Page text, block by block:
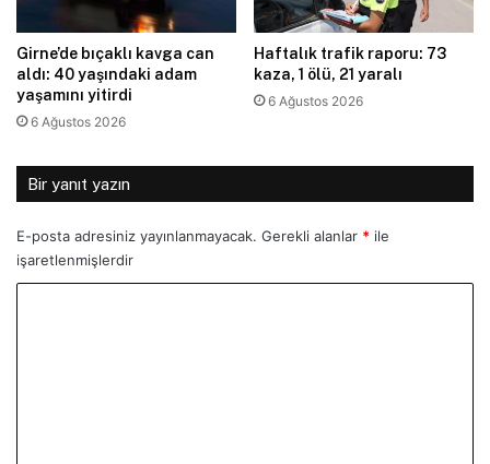
Girne’de bıçaklı kavga can
aldı: 40 yaşındaki adam
yaşamını yitirdi
6 Ağustos 2026
Haftalık trafik raporu: 73
kaza, 1 ölü, 21 yaralı
6 Ağustos 2026
Bir yanıt yazın
E-posta adresiniz yayınlanmayacak. Gerekli alanlar * ile
işaretlenmişlerdir